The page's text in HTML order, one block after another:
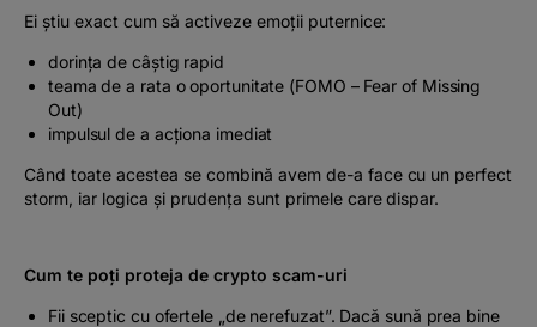
Ei știu exact cum să activeze emoții puternice:
dorința de câștig rapid
teama de a rata o oportunitate (FOMO – Fear of Missing
Out)
impulsul de a acționa imediat
Când toate acestea se combină avem de-a face cu un perfect
storm, iar logica și prudența sunt primele care dispar.
Cum te poți proteja de crypto scam-uri
Fii sceptic cu ofertele „de nerefuzat”. Dacă sună prea bine